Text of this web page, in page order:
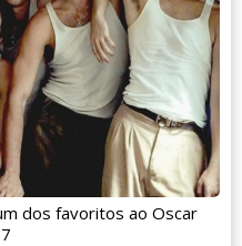
dos favoritos ao Oscar